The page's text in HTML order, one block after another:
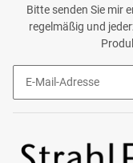
Bitte senden Sie mir
regelmäßig und